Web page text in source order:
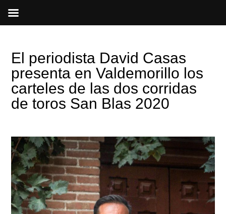
El periodista David Casas
presenta en Valdemorillo los
carteles de las dos corridas
de toros San Blas 2020